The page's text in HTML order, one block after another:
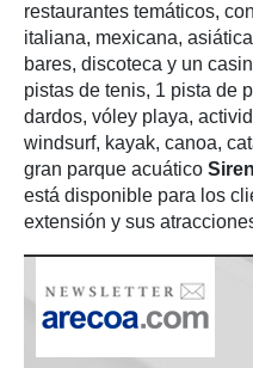
restaurantes temáticos,
italiana, mexicana,
bares, discoteca y un
pistas de tenis, 1 pista de
dardos, vóley playa,
windsurf, kayak, canoa,
gran parque acuático
está disponible para los
extensión y sus